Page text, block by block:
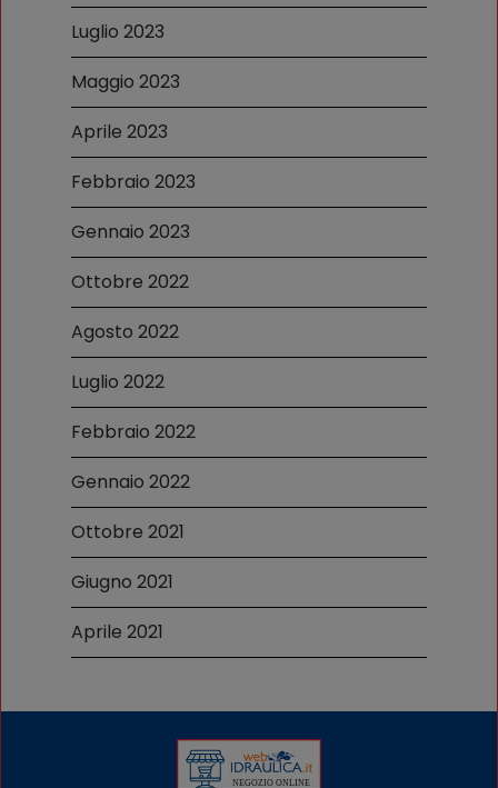
Luglio 2023
Maggio 2023
Aprile 2023
Febbraio 2023
Gennaio 2023
Ottobre 2022
Agosto 2022
Luglio 2022
Febbraio 2022
Gennaio 2022
Ottobre 2021
Giugno 2021
Aprile 2021